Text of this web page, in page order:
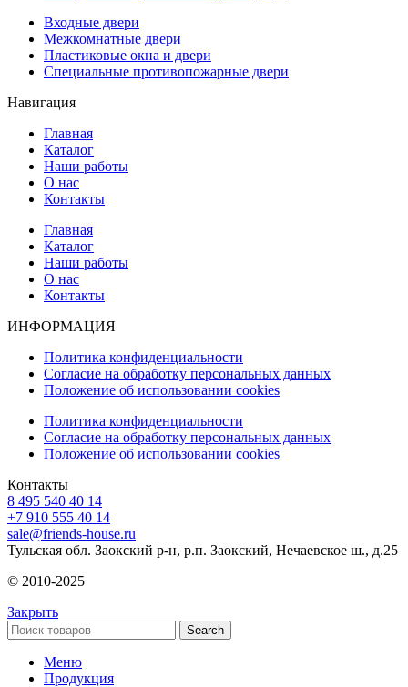
Входные двери
Межкомнатные двери
Пластиковые окна и двери
Специальные противопожарные двери
Навигация
Главная
Каталог
Наши работы
О нас
Контакты
Главная
Каталог
Наши работы
О нас
Контакты
ИНФОРМАЦИЯ
Политика конфиденциальности
Согласие на обработку персональных данных
Положение об использовании cookies
Политика конфиденциальности
Согласие на обработку персональных данных
Положение об использовании cookies
Контакты
8 495 540 40 14
+7 910 555 40 14
sale@friends-house.ru
Тульская обл. Заокский р-н, р.п. Заокский, Нечаевское ш., д.25
© 2010-2025
Закрыть
Search
Меню
Продукция